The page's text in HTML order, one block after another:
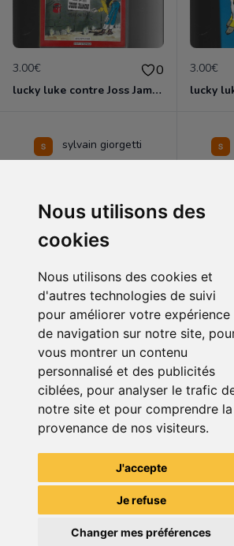
Nous utilisons des
cookies
Nous utilisons des cookies et
d'autres technologies de suivi
pour améliorer votre expérience
de navigation sur notre site,
vous montrer un contenu
personnalisé et des publicités
ciblées, pour analyser le trafic
notre site et pour comprendre la
provenance de nos visiteurs.
J'accepte
Je refuse
Changer mes préférences
3.00€ 0
lucky luke contre Joss Jamon
3.00€
lucky
sylvain giorgetti
3.00€ 0
grosse fatigue
3.00€
Voir tous les articles du
Grenier du Geek
Télécharge notre app pour une
Télécharger l'app